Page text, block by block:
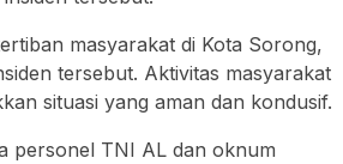
masyarakat di Kota Sorong,
tersebut. Aktivitas masyarakat
situasi yang aman dan kondusif.
personel TNI AL dan oknum